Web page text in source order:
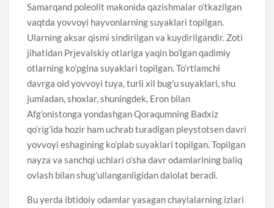
Samarqand poleolit makonida qazishmalar o’tkazilgan
vaqtda yovvoyi hayvonlarning suyaklari topilgan.
Ularning aksar qismi sindirilgan va kuydirilgandir. Zoti
jihatidan Prjevalskiy otlariga yaqin bo’lgan qadimiy
otlarning ko’pgina suyaklari topilgan. To’rtlamchi
davrga oid yovvoyi tuya, turli xil bug’u suyaklari, shu
jumladan, shoxlar, shuningdek, Eron bilan
Afg’onistonga yondashgan Qoraqumning Badxiz
qo’rig’ida hozir ham uchrab turadigan pleystotsen davri
yovvoyi eshagining ko’plab suyaklari topilgan. Topilgan
nayza va sanchqi uchlari o’sha davr odamlarining baliq
ovlash bilan shug’ullanganligidan dalolat beradi.
Bu yerda ibtidoiy odamlar yasagan chaylalarning izlari